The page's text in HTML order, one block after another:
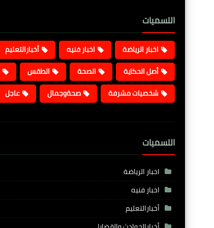
التسميات
اخبار الرياضة اخبار فنيه أخبارالتعليم
أصل الحكاية
الصحة الطقس
شخصيات مشرفة
صحةوجمال عاجل
التسميات
اخبار الرياضة
اخبار فنيه
أخبارالتعليم